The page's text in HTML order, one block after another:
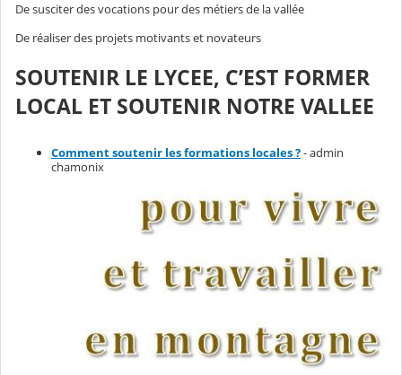
De susciter des vocations pour des métiers de la vallée
De réaliser des projets motivants et novateurs
SOUTENIR LE LYCEE, C’EST FORMER
LOCAL ET SOUTENIR NOTRE VALLEE
Comment soutenir les formations locales ?- admin
chamonix